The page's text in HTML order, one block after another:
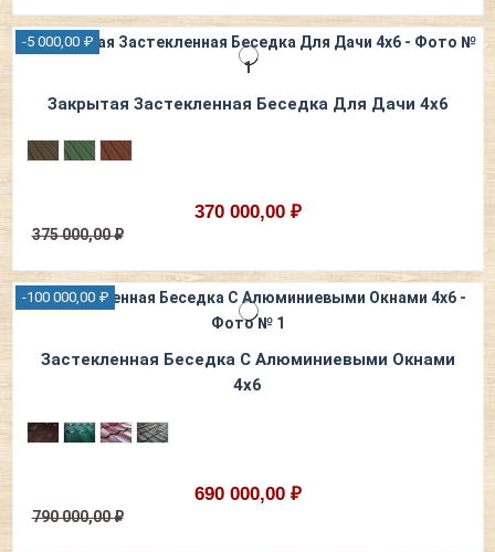
-5 000,00 ₽
Закрытая Застекленная Беседка Для Дачи 4x6
370 000,00 ₽
375 000,00 ₽
-100 000,00 ₽
Застекленная Беседка С Алюминиевыми Окнами
4x6
690 000,00 ₽
790 000,00 ₽